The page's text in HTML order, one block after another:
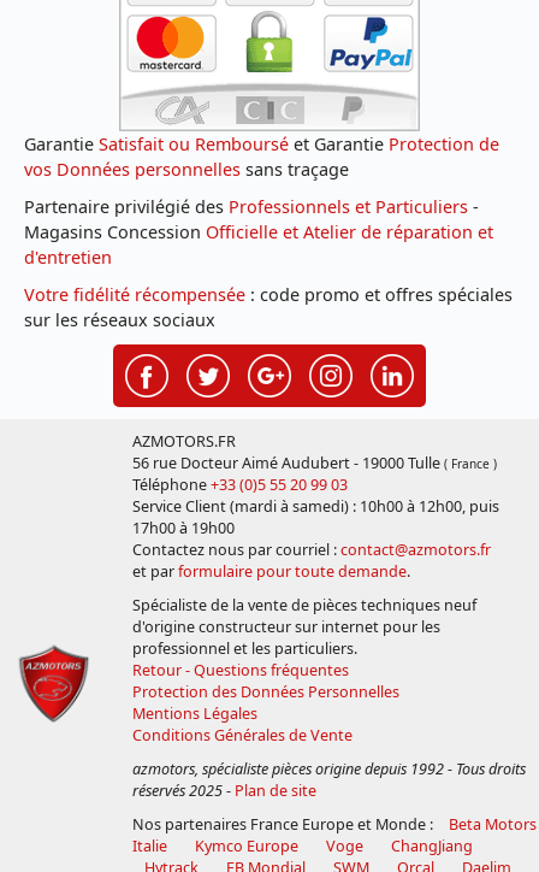
Garantie Satisfait ou Remboursé et Garantie Protection de
vos Données personnelles sans traçage
Partenaire privilégié des Professionnels et Particuliers -
Magasins Concession Officielle et Atelier de réparation et
d'entretien
Votre fidélité récompensée : code promo et offres spéciales
sur les réseaux sociaux
AZMOTORS.FR
56 rue Docteur Aimé Audubert - 19000 Tulle ( France )
Téléphone+33 (0)5 55 20 99 03
Service Client (mardi à samedi) : 10h00 à 12h00, puis
17h00 à 19h00
Contactez nous par courriel :contact@azmotors.fr
et parformulaire pour toute demande.
Spécialiste de la vente de pièces techniques neuf
d'origine constructeur sur internet pour les
professionnel et les particuliers.
Retour - Questions fréquentes
Protection des Données Personnelles
Mentions Légales
Conditions Générales de Vente
azmotors, spécialiste pièces origine depuis 1992 - Tous droits
réservés 2025- Plan de site
Nos partenaires France Europe et Monde :
Beta Motors
Italie
Kymco Europe Voge
ChangJiang